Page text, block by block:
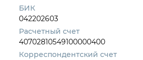
БИК
042202603
Расчетный счет
40702810549100000400
Корреспондентский счет